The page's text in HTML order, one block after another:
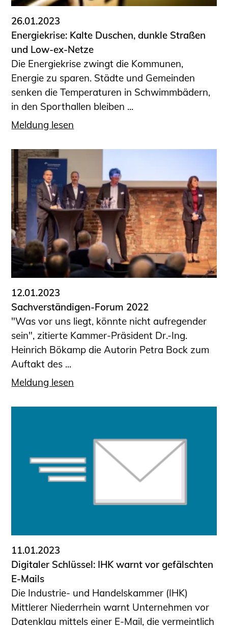
26.01.2023
Energiekrise: Kalte Duschen, dunkle Straßen
und Low-ex-Netze
Die Energiekrise zwingt die Kommunen,
Energie zu sparen. Städte und Gemeinden
senken die Temperaturen in Schwimmbädern,
in den Sporthallen bleiben ...
Meldung lesen
12.01.2023
Sachverständigen-Forum 2022
"Was vor uns liegt, könnte nicht aufregender
sein", zitierte Kammer-Präsident Dr.-Ing.
Heinrich Bökamp die Autorin Petra Bock zum
Auftakt des ...
Meldung lesen
11.01.2023
Digitaler Schlüssel: IHK warnt vor gefälschten
E-Mails
Die Industrie- und Handelskammer (IHK)
Mittlerer Niederrhein warnt Unternehmen vor
Datenklau mittels einer E-Mail, die vermeintlich